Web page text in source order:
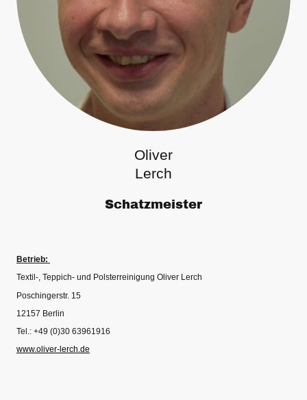
Oliver
Lerch
Schatzmeister
Betrieb:
Textil-, Teppich- und Polsterreinigung Oliver Lerch
Poschingerstr. 15
12157 Berlin
Tel.: +49 (0)30 63961916
www.oliver-lerch.de